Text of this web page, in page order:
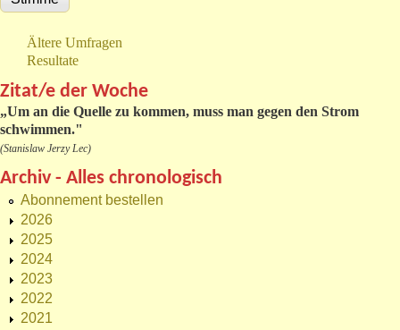
Ältere Umfragen
Resultate
Zitat/e der Woche
„Um an die Quelle zu kommen, muss man gegen den Strom
schwimmen."
(Stanislaw Jerzy Lec)
Archiv - Alles chronologisch
Abonnement bestellen
2026
2025
2024
2023
2022
2021